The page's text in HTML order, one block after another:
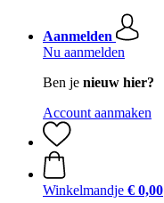
Aanmelden
Nu aanmelden
Ben je nieuw hier?
Account aanmaken
Winkelmandje € 0,00